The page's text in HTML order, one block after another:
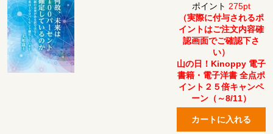
ポイント 275pt
（実際に付与されるポ
イントはご注文内容確
認画面でご確認下さ
い）
山の日！Kinoppy 電子
書籍・電子洋書 全点ポ
イント２５倍キャンペ
ーン（～8/11）